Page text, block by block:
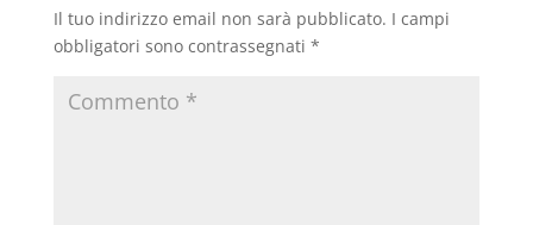
Il tuo indirizzo email non sarà pubblicato. I campi
obbligatori sono contrassegnati *